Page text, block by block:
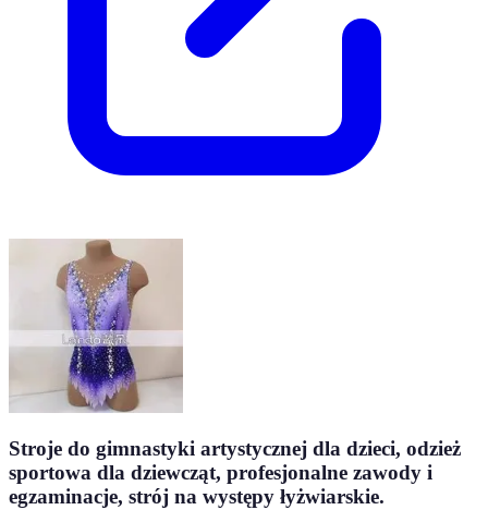
Stroje do gimnastyki artystycznej dla dzieci, odzież
sportowa dla dziewcząt, profesjonalne zawody i
egzaminacje, strój na występy łyżwiarskie.